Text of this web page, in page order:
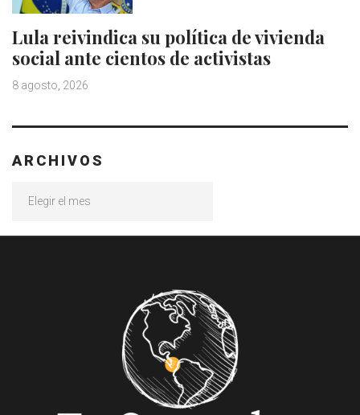
Lula reivindica su política de vivienda
social ante cientos de activistas
8 agosto, 2026
ARCHIVOS